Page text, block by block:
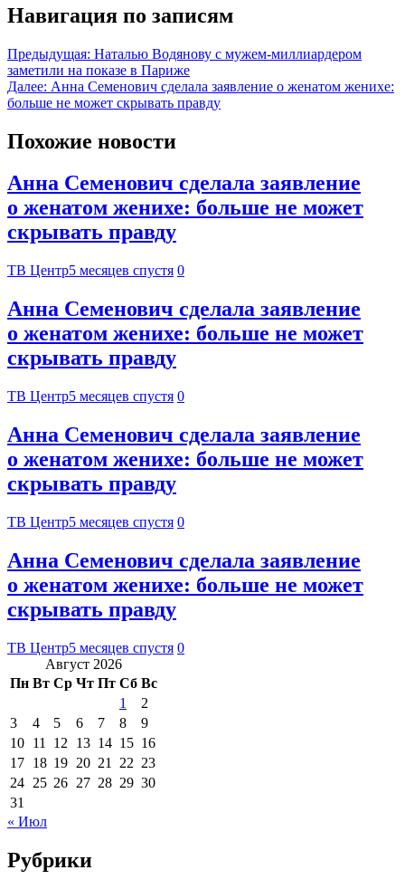
Навигация по записям
Предыдущая: Наталью Водянову с мужем-миллиардером
заметили на показе в Париже
Далее: Анна Семенович сделала заявление о женатом женихе:
больше не может скрывать правду
Похожие новости
Анна Семенович сделала заявление
о женатом женихе: больше не может
скрывать правду
ТВ Центр5 месяцев спустя 0
Анна Семенович сделала заявление
о женатом женихе: больше не может
скрывать правду
ТВ Центр5 месяцев спустя 0
Анна Семенович сделала заявление
о женатом женихе: больше не может
скрывать правду
ТВ Центр5 месяцев спустя 0
Анна Семенович сделала заявление
о женатом женихе: больше не может
скрывать правду
ТВ Центр5 месяцев спустя 0
Август 2026
Пн Вт Ср Чт Пт Сб Вс
1
2
3
4 5 6 7 8
9
10 11 12 13 14 15 16
17 18 19 20 21 22 23
24 25 26 27 28 29 30
31
« Июл
Рубрики